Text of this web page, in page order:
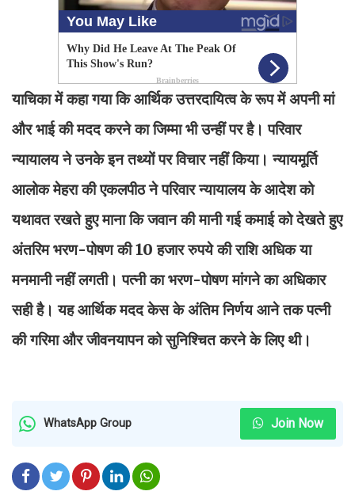
याचिका में कहा गया कि आर्थिक उत्तरदायित्व के रूप में अपनी मां
और भाई की मदद करने का जिम्मा भी उन्हीं पर है। परिवार
न्यायालय ने उनके इन तथ्यों पर विचार नहीं किया। न्यायमूर्ति
आलोक मेहरा की एकलपीठ ने परिवार न्यायालय के आदेश को
यथावत रखते हुए माना कि जवान की मानी गई कमाई को देखते हुए
अंतरिम भरण-पोषण की 10 हजार रुपये की राशि अधिक या
मनमानी नहीं लगती। पत्नी का भरण-पोषण मांगने का अधिकार
सही है। यह आर्थिक मदद केस के अंतिम निर्णय आने तक पत्नी
की गरिमा और जीवनयापन को सुनिश्चित करने के लिए थी।
WhatsApp Group Join Now